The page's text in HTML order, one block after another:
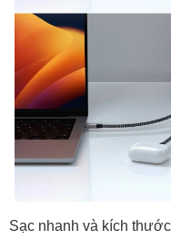
Sạc nhanh và kích